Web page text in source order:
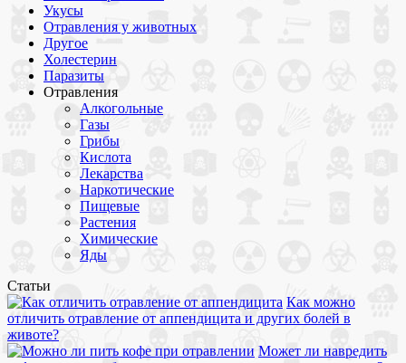
Укусы
Отравления у животных
Другое
Холестерин
Паразиты
Отравления
Алкогольные
Газы
Грибы
Кислота
Лекарства
Наркотические
Пищевые
Растения
Химические
Яды
Статьи
Как можно
отличить отравление от аппендицита и других болей в
животе?
Может ли навредить